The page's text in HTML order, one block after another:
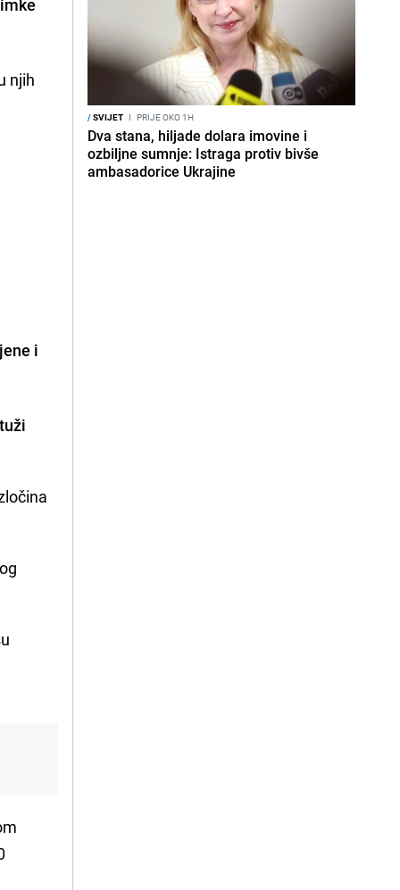
njih
i
/SVIJET I PRIJE OKO 1H
Dva stana, hiljade dolara imovine i
ozbiljne sumnje: Istraga protiv bivše
ambasadorice Ukrajine